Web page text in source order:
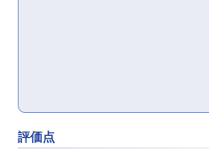
評価点